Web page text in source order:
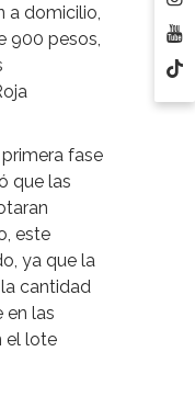
a domicilio,
900 pesos,
fase
que las
este
ya que la
cantidad
en las
el lote